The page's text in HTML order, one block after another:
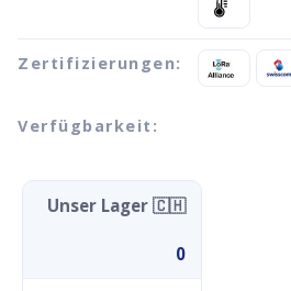
Zertifizierungen:
Verfügbarkeit:
Unser Lager 🇨🇭
0